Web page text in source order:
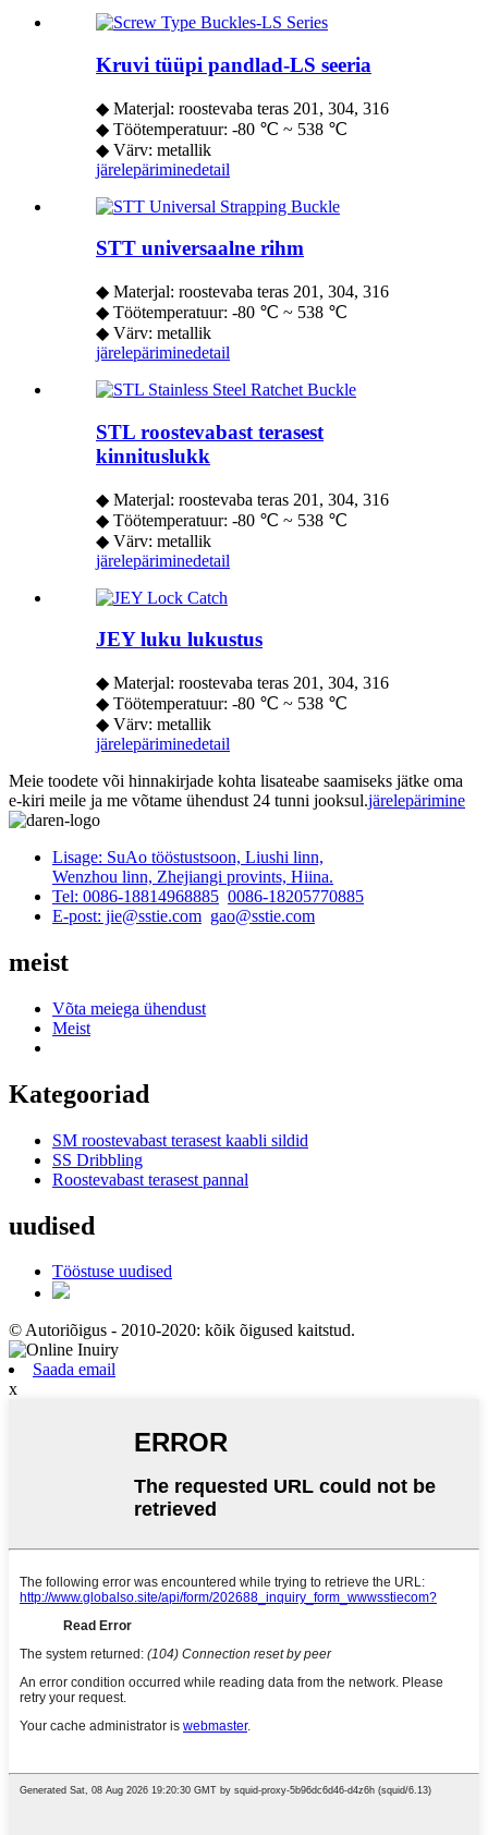
Kruvi tüüpi pandlad-LS seeria
◆ Materjal: roostevaba teras 201, 304, 316
◆ Töötemperatuur: -80 ℃ ~ 538 ℃
◆ Värv: metallik
järelepäriminedetail
STT universaalne rihm
◆ Materjal: roostevaba teras 201, 304, 316
◆ Töötemperatuur: -80 ℃ ~ 538 ℃
◆ Värv: metallik
järelepäriminedetail
STL roostevabast terasest
kinnituslukk
◆ Materjal: roostevaba teras 201, 304, 316
◆ Töötemperatuur: -80 ℃ ~ 538 ℃
◆ Värv: metallik
järelepäriminedetail
JEY luku lukustus
◆ Materjal: roostevaba teras 201, 304, 316
◆ Töötemperatuur: -80 ℃ ~ 538 ℃
◆ Värv: metallik
järelepäriminedetail
Meie toodete või hinnakirjade kohta lisateabe saamiseks jätke oma
e-kiri meile ja me võtame ühendust 24 tunni jooksul.järelepärimine
Lisage: SuAo tööstustsoon, Liushi linn,
Wenzhou linn, Zhejiangi provints, Hiina.
Tel: 0086-18814968885 0086-18205770885
E-post: jie@sstie.com gao@sstie.com
meist
Võta meiega ühendust
Meist
Kategooriad
SM roostevabast terasest kaabli sildid
SS Dribbling
Roostevabast terasest pannal
uudised
Tööstuse uudised
© Autoriõigus - 2010-2020: kõik õigused kaitstud.
Saada email
x